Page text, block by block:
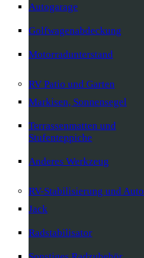
Autogarage
Golfwagenabdeckung
Motorradunterstand
RV Patio und Garten
Markisen, Sonnensegel
Terrassenmatten und
Stufenteppiche
Anderes Werkzeug
RV-Stabilisierung und Auto
Jack
Radstabilisator